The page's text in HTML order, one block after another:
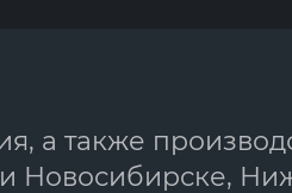
а также
Новосибирске,